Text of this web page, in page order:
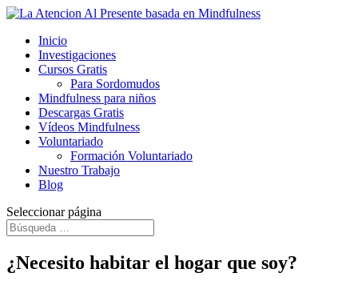
Inicio
Investigaciones
Cursos Gratis
Para Sordomudos
Mindfulness para niños
Descargas Gratis
Vídeos Mindfulness
Voluntariado
Formación Voluntariado
Nuestro Trabajo
Blog
Seleccionar página
¿Necesito habitar el hogar que soy?